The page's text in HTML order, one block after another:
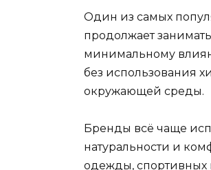
Один из самых
продолжает
минимальному
без использования
окружающей среды.
Бренды всё чаще
натуральности и
одежды, спортивных